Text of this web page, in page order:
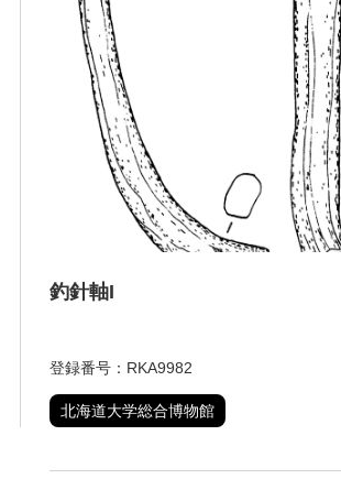
釣針軸I
登録番号：RKA9982
北海道大学総合博物館